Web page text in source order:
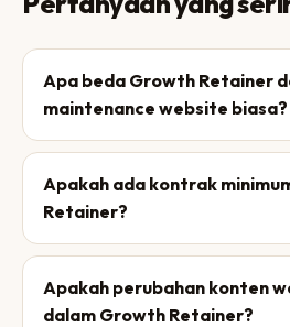
Apa beda Growth Retainer
maintenance website biasa?
Apakah ada kontrak
Retainer?
Apakah perubahan konten
dalam Growth Retainer?